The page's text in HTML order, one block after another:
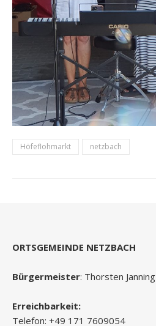
Höfeflohmarkt netzbach
ORTSGEMEINDE NETZBACH
Bürgermeister: Thorsten Janning
Erreichbarkeit:
Telefon: +49 171 7609054